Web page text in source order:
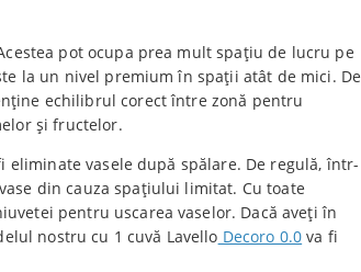
pot ocupa prea mult spațiu de lucru pe
la un nivel premium în spații atât de mici. De
echilibrul corect între zonă pentru
și fructelor.
vasele după spălare. De regulă, într-
din cauza spațiului limitat. Cu toate
pentru uscarea vaselor. Dacă aveți în
nostru cu 1 cuvă Lavello Decoro 0.0 va fi